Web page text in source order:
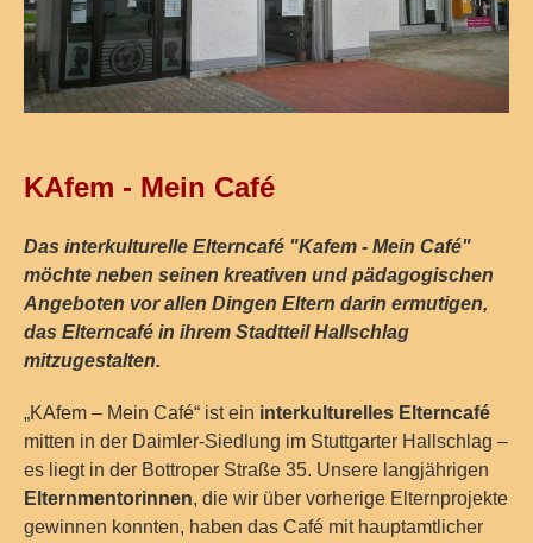
KAfem - Mein Café
Das interkulturelle Elterncafé "Kafem - Mein Café"
möchte neben seinen kreativen und pädagogischen
Angeboten vor allen Dingen Eltern darin ermutigen,
das Elterncafé in ihrem Stadtteil Hallschlag
mitzugestalten.
„KAfem – Mein Café“ ist ein interkulturelles Elterncafé
mitten in der Daimler-Siedlung im Stuttgarter Hallschlag –
es liegt in der Bottroper Straße 35. Unsere langjährigen
Elternmentorinnen, die wir über vorherige Elternprojekte
gewinnen konnten, haben das Café mit hauptamtlicher